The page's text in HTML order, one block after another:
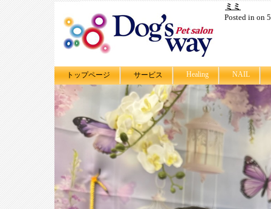
トップページ サービス Healing NAIL
ミミ
Posted in on